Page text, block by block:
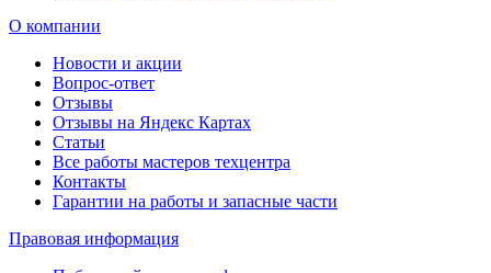
О компании
Новости и акции
Вопрос-ответ
Отзывы
Отзывы на Яндекс Картах
Статьи
Все работы мастеров техцентра
Контакты
Гарантии на работы и запасные части
Правовая информация